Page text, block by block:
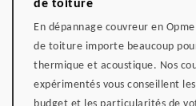
de toiture
En dépannage couvreur en
de toiture importe beaucoup
thermique et acoustique. Nos
expérimentés vous conseillent